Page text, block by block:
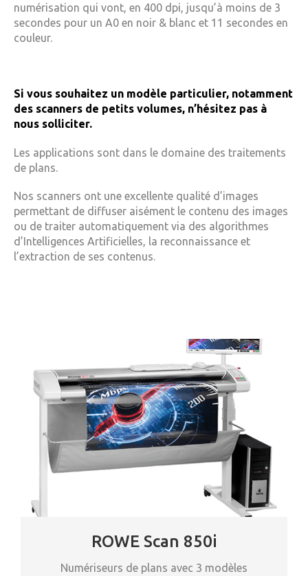
numérisation qui vont, en 400 dpi, jusqu’à moins de 3
secondes pour un A0 en noir & blanc et 11 secondes en
couleur.
Si vous souhaitez un modèle particulier, notamment
des scanners de petits volumes, n’hésitez pas à
nous solliciter.
Les applications sont dans le domaine des traitements
de plans.
Nos scanners ont une excellente qualité d’images
permettant de diffuser aisément le contenu des images
ou de traiter automatiquement via des algorithmes
d’Intelligences Artificielles, la reconnaissance et
l’extraction de ses contenus.
ROWE Scan 850i
Numériseurs de plans avec 3 modèles